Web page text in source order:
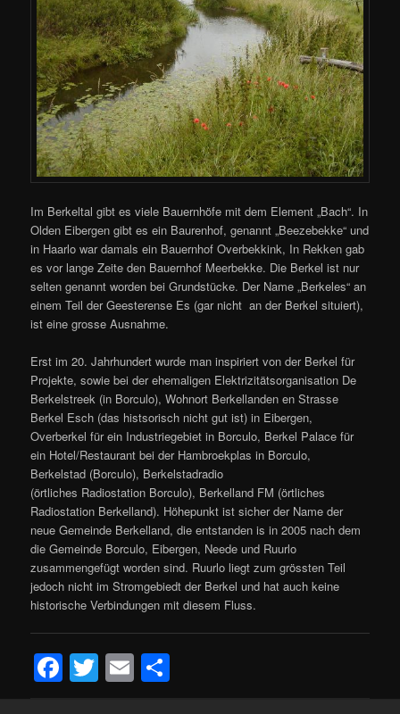
Im Berkeltal gibt es viele Bauernhöfe mit dem Element „Bach“. In
Olden Eibergen gibt es ein Baurenhof, genannt „Beezebekke“ und
in Haarlo war damals ein Bauernhof Overbekkink, In Rekken gab
es vor lange Zeite den Bauernhof Meerbekke. Die Berkel ist nur
selten genannt worden bei Grundstücke. Der Name „Berkeles“ an
einem Teil der Geesterense Es (gar nicht an der Berkel situiert),
ist eine grosse Ausnahme.
Erst im 20. Jahrhundert wurde man inspiriert von der Berkel für
Projekte, sowie bei der ehemaligen Elektrizitätsorganisation De
Berkelstreek (in Borculo), Wohnort Berkellanden en Strasse
Berkel Esch (das histsorisch nicht gut ist) in Eibergen,
Overberkel für ein Industriegebiet in Borculo, Berkel Palace für
ein Hotel/Restaurant bei der Hambroekplas in Borculo,
Berkelstad (Borculo), Berkelstadradio
(örtliches Radiostation Borculo), Berkelland FM (örtliches
Radiostation Berkelland). Höhepunkt ist sicher der Name der
neue Gemeinde Berkelland, die entstanden is in 2005 nach dem
die Gemeinde Borculo, Eibergen, Neede und Ruurlo
zusammengefügt worden sind. Ruurlo liegt zum grössten Teil
jedoch nicht im Stromgebiedt der Berkel und hat auch keine
historische Verbindungen mit diesem Fluss.
Facebook
Twitter
Email